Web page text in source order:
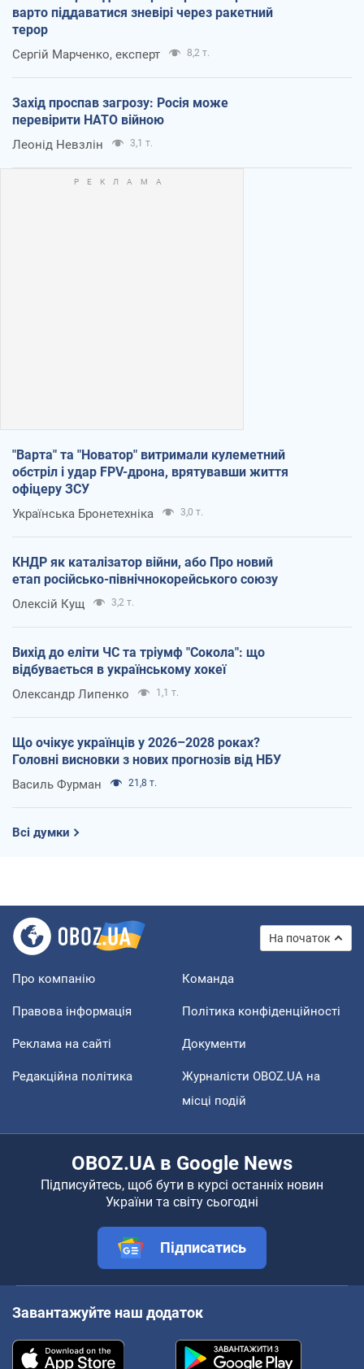
варто піддаватися зневірі через ракетний
терор
Сергій Марченко, експерт 8,2 т.
Захід проспав загрозу: Росія може
перевірити НАТО війною
Леонід Невзлін 3,1 т.
"Варта" та "Новатор" витримали кулеметний
обстріл і удар FPV-дрона, врятувавши життя
офіцеру ЗСУ
Українська Бронетехніка 3,0 т.
КНДР як каталізатор війни, або Про новий
етап російсько-північнокорейського союзу
Олексій Кущ 3,2 т.
Вихід до еліти ЧС та тріумф "Сокола": що
відбувається в українському хокеї
Олександр Липенко 1,1 т.
Що очікує українців у 2026–2028 роках?
Головні висновки з нових прогнозів від НБУ
Василь Фурман 21,8 т.
Всі думки
На початок
Про компанію Команда
Правова інформація Політика конфіденційності
Реклама на сайті Документи
Редакційна політика
Журналісти OBOZ.UA на
місці подій
OBOZ.UA в Google News
Підписуйтесь, щоб бути в курсі останніх новин
України та світу сьогодні
Підписатись
Завантажуйте наш додаток